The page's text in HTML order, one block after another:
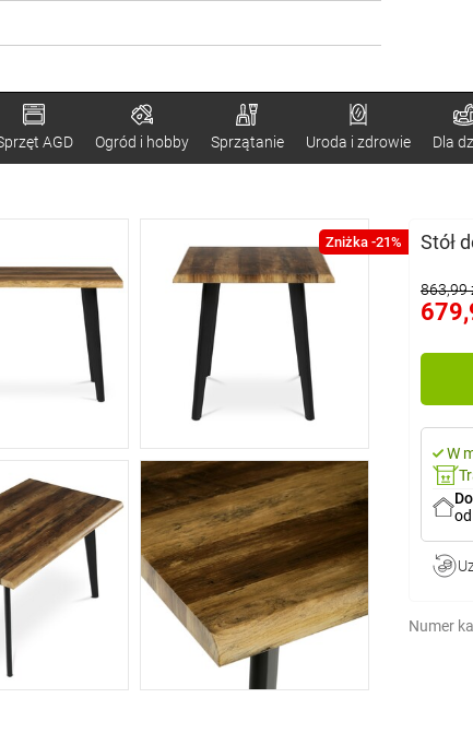
AGD Ogród i hobby Sprzątanie Uroda i zdrowie Dla
Zniżka -21% Stół
863,99
W
Numer